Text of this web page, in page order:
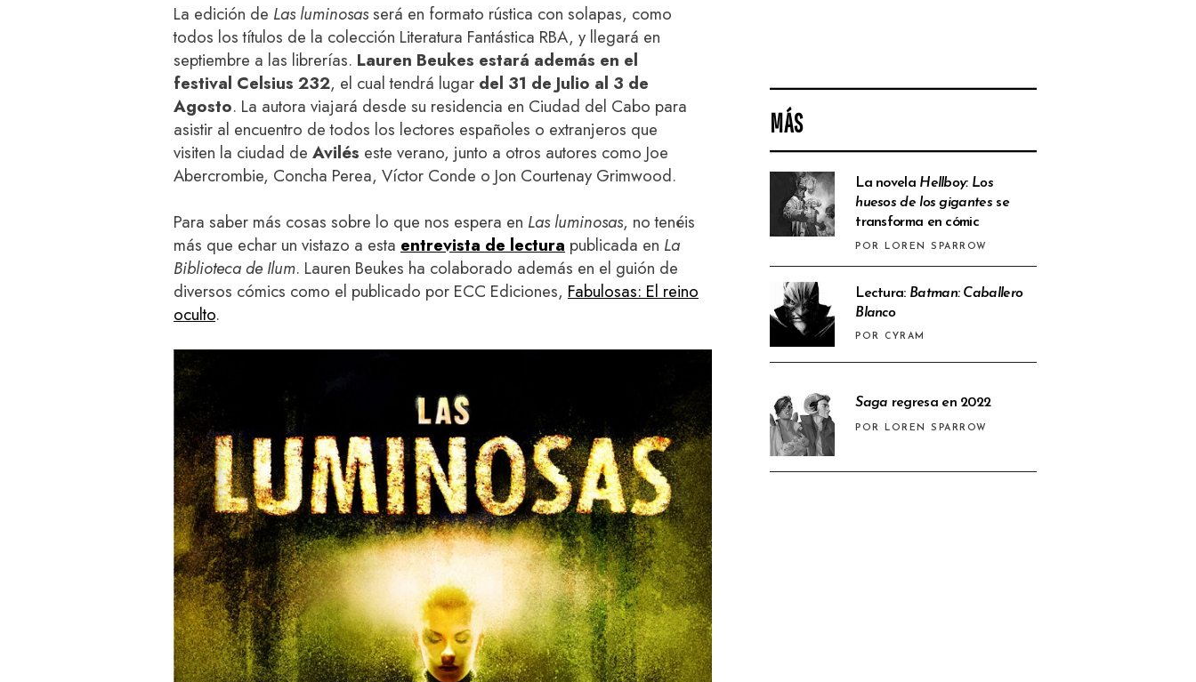
MÁS
La novela Hellboy: Los
huesos de los gigantesse
transforma en cómic
POR LOREN SPARROW
Lectura: Batman: Caballero
Blanco
POR CYRAM
Saga regresa en 2022
POR LOREN SPARROW
La edición de Las luminosasserá en formato rústica con solapas, como
todos los títulos de la colección Literatura Fantástica RBA, y llegará en
septiembre a las librerías. Lauren Beukes estará además en el
festival Celsius 232, el cual tendrá lugar del 31 de Julio al 3 de
Agosto. La autora viajará desde su residencia en Ciudad del Cabo para
asistir al encuentro de todos los lectores españoles o extranjeros que
visiten la ciudad de Avilés este verano, junto a otros autores como Joe
Abercrombie, Concha Perea, Víctor Conde o Jon Courtenay Grimwood.
Para saber más cosas sobre lo que nos espera en Las luminosas, no tenéis
más que echar un vistazo a esta entrevista de lectura publicada en La
Biblioteca de Ilum. Lauren Beukes ha colaborado además en el guión de
diversos cómics como el publicado por ECC Ediciones, Fabulosas: El reino
oculto.